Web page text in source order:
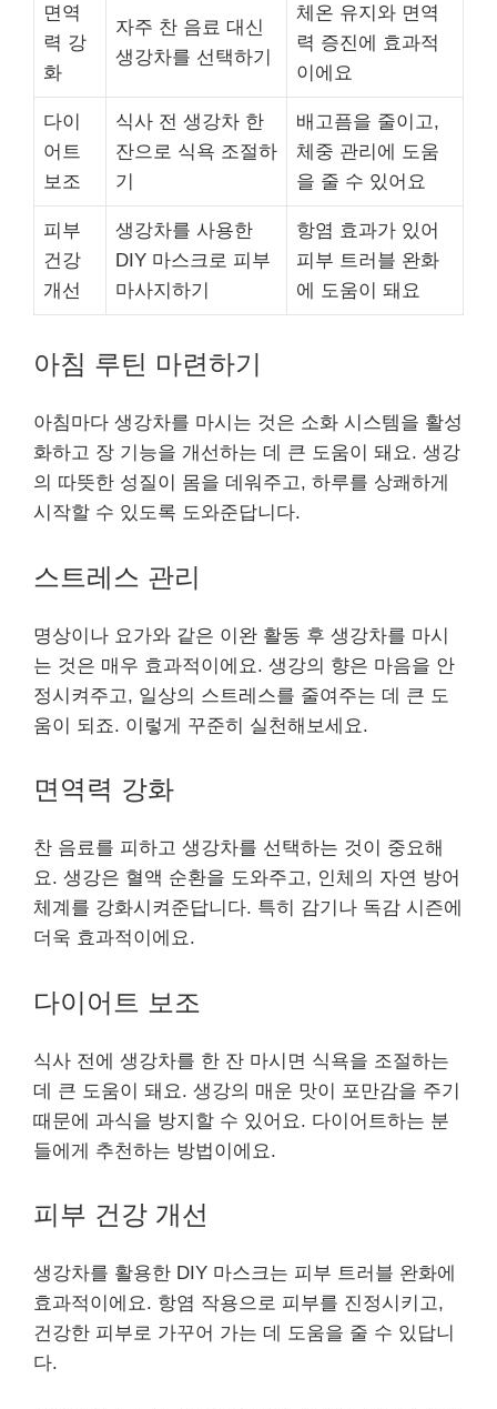
면역
력 강
화
자주 찬 음료 대신
생강차를 선택하기
체온 유지와 면역
력 증진에 효과적
이에요
다이
어트
보조
식사 전 생강차 한
잔으로 식욕 조절하
기
배고픔을 줄이고,
체중 관리에 도움
을 줄 수 있어요
피부
건강
개선
생강차를 사용한
DIY 마스크로 피부
마사지하기
항염 효과가 있어
피부 트러블 완화
에 도움이 돼요
아침 루틴 마련하기
아침마다 생강차를 마시는 것은 소화 시스템을 활성
화하고 장 기능을 개선하는 데 큰 도움이 돼요. 생강
의 따뜻한 성질이 몸을 데워주고, 하루를 상쾌하게
시작할 수 있도록 도와준답니다.
스트레스 관리
명상이나 요가와 같은 이완 활동 후 생강차를 마시
는 것은 매우 효과적이에요. 생강의 향은 마음을 안
정시켜주고, 일상의 스트레스를 줄여주는 데 큰 도
움이 되죠. 이렇게 꾸준히 실천해보세요.
면역력 강화
찬 음료를 피하고 생강차를 선택하는 것이 중요해
요. 생강은 혈액 순환을 도와주고, 인체의 자연 방어
체계를 강화시켜준답니다. 특히 감기나 독감 시즌에
더욱 효과적이에요.
다이어트 보조
식사 전에 생강차를 한 잔 마시면 식욕을 조절하는
데 큰 도움이 돼요. 생강의 매운 맛이 포만감을 주기
때문에 과식을 방지할 수 있어요. 다이어트하는 분
들에게 추천하는 방법이에요.
피부 건강 개선
생강차를 활용한 DIY 마스크는 피부 트러블 완화에
효과적이에요. 항염 작용으로 피부를 진정시키고,
건강한 피부로 가꾸어 가는 데 도움을 줄 수 있답니
다.